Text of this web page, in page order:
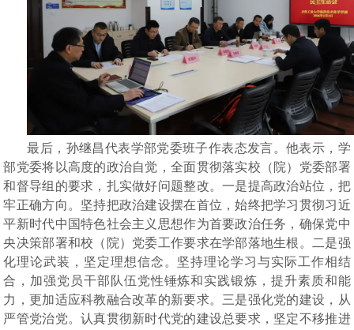
最后， 孙继昌代表学部党委班子作表态发言。他表示，学
部党委将以高度的政治自觉，全面贯彻落实校（院）党委部署
和督导组 的要求， 扎实做好问题整改。一是提高政治站位，把
牢正确方向。坚持把政治建设摆在首位，始终把学习贯彻习近
平新时代中国特色社会主义思想作为首要政治任务，确保党中
央决策部署和校（院）党委工作要求在学部落地生根。二是强
化理论武装，坚定理想信念。坚持理论学习与实际工作相结
合，加强党员干部队伍党性锤炼和实践锻炼，提升素质和能
力，更加适应科教融合改革的新要求。三是强化党的建设，从
严管党治党。认真贯彻新时代党的建设总要求，坚定不移推进